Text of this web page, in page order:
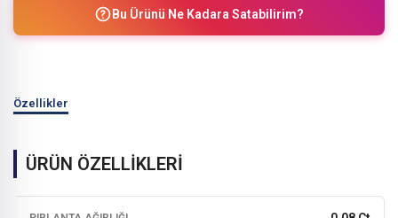
Bu Ürünü Ne Kadara Satabilirim?
Özellikler
ÜRÜN ÖZELLİKLERİ